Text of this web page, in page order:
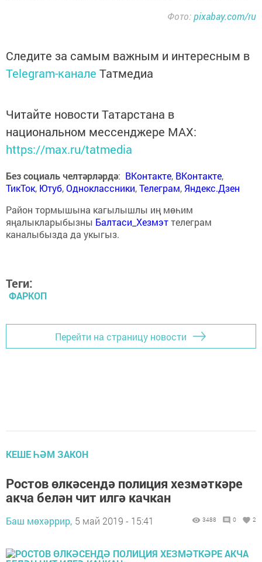
Фото:pixabay.com/ru
Следите за самым важным и интересным в
Telegram-канале Татмедиа
Читайте новости Татарстана в
национальном мессенджере MАХ:
https://max.ru/tatmedia
Без социаль челтәрләрдә: ВКонтакте, ВКонтакте,
ТикТок, Ютуб,Одноклассники,Телеграм, Яндекс.Дзен
Район тормышына кагылышлы иң мөһим
яңалыкларыбызны Балтаси_Хезмэттелеграм
каналыбызда да укыгыз.
Теги:
ФАРКОП
Перейти на страницу новости
КЕШЕ ҺӘМ ЗАКОН
Ростов өлкәсендә полиция хезмәткәре
акча белән чит илгә качкан
Баш мөхәррир, 5 май 2019 - 15:41 3488 0 2